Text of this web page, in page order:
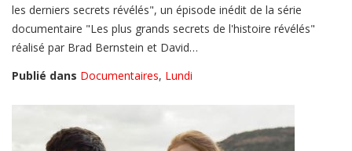
les derniers secrets révélés", un épisode inédit de la série
documentaire "Les plus grands secrets de l'histoire révélés"
réalisé par Brad Bernstein et David…
Publié dans Documentaires, Lundi